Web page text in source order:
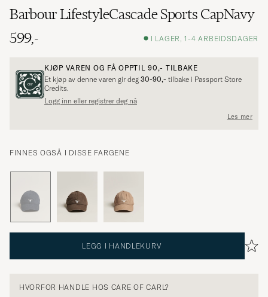
Barbour LifestyleCascade Sports CapNavy
599,-
I LAGER, 1-4 ARBEIDSDAGER
KJØP VAREN OG FÅ OPPTIL90,- TILBAKE
Et kjøp av denne varen gir deg 30-90,- tilbake i Passport Store
Credits.
Logg inn eller registrer deg nå
Les mer
FINNES OGSÅ I DISSE FARGENE
LEGG I HANDLEKURV
HVORFOR HANDLE HOS CARE OF CARL?